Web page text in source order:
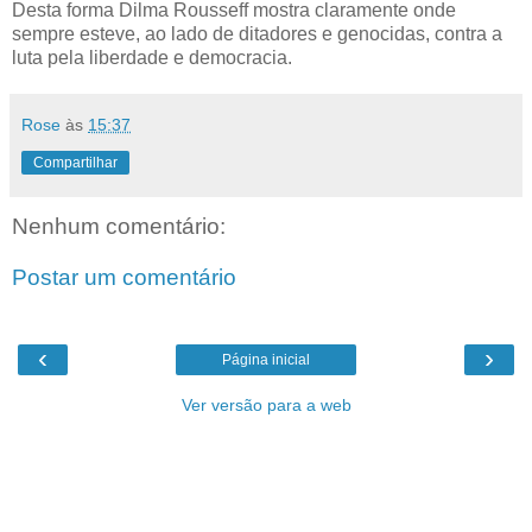
Desta forma Dilma Rousseff mostra claramente onde
sempre esteve, ao lado de ditadores e genocidas, contra a
luta pela liberdade e democracia.
Rose às 15:37
Compartilhar
Nenhum comentário:
Postar um comentário
‹ ›
Página inicial
Ver versão para a web